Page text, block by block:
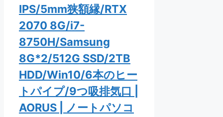
IPS/5mm狭額縁/RTX
2070 8G/i7-
8750H/Samsung
8G*2/512G SSD/2TB
HDD/Win10/6本のヒー
トパイプ/9つ吸排気口 |
AORUS | ノートパソコ